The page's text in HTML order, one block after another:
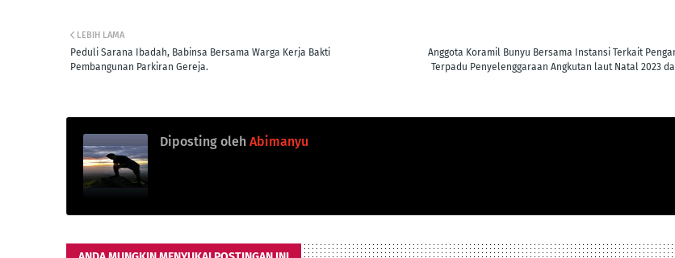
Anggota Koramil Bunyu Bersama Instansi Terkait
Terpadu Penyelenggaraan Angkutan laut Natal 2023
LEBIH LAMA
Peduli Sarana Ibadah, Babinsa Bersama Warga Kerja Bakti
Pembangunan Parkiran Gereja.
Diposting oleh Abimanyu